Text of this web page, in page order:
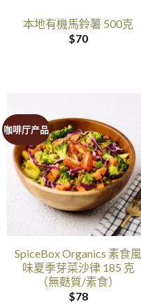
本地有機馬鈴薯 500克
$70
咖啡厅产品
SpiceBox Organics 素食風
味夏季芽菜沙律 185 克
（無麩質/素食）
$78